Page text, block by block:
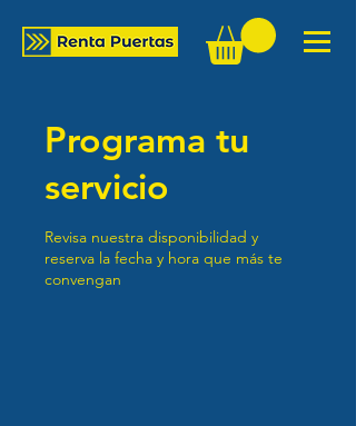
Programa tu
servicio
Revisa nuestra disponibilidad y
reserva la fecha y hora que más te
convengan